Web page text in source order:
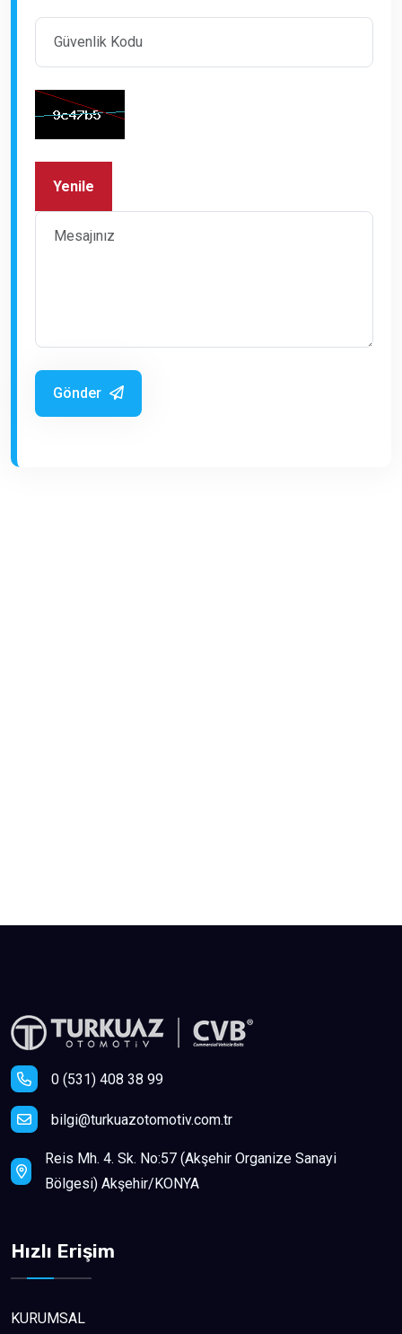
Yenile
Gönder
0 (531) 408 38 99
bilgi@turkuazotomotiv.com.tr
Reis Mh. 4. Sk. No:57 (Akşehir Organize Sanayi
Bölgesi) Akşehir/KONYA
Hızlı Erişim
KURUMSAL